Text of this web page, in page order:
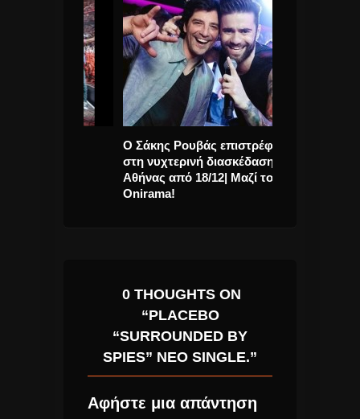
Ο Σάκης Ρουβάς επιστρέφει
στη νυχτερινή διασκέδαση της
Αθήνας από 18/12| Μαζί του οι
Onirama!
0 THOUGHTS ON
“PLACEBO
“SURROUNDED BY
SPIES” ΝΈΟ SINGLE.”
Αφήστε μια απάντηση